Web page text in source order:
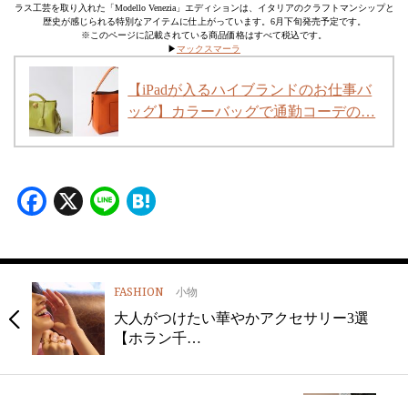
ラス工芸を取り入れた「Modello Venezia」エディションは、イタリアのクラフトマンシップと
歴史が感じられる特別なアイテムに仕上がっています。6月下旬発売予定です。
※このページに記載されている商品価格はすべて税込です。
▶︎マックスマーラ
【iPadが入るハイブランドのお仕事バ
ッグ】カラーバッグで通勤コーデの…
Facebook
X Line
FASHION 小物
大人がつけたい華やかアクセサリー3選
【ホラン千…